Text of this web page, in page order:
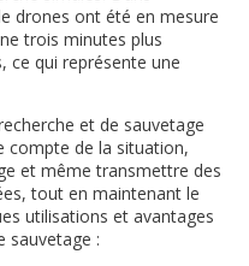
drones ont été en mesure
trois minutes plus
ce qui représente une
et de sauvetage
compte de la situation,
et même transmettre des
tout en maintenant le
utilisations et avantages
sauvetage :